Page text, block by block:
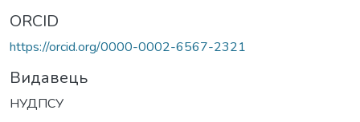
ORCID
https://orcid.org/0000-0002-6567-2321
Видавець
НУДПСУ